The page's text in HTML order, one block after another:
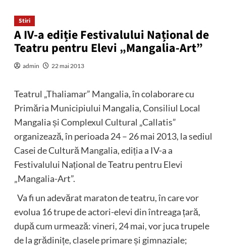
Stiri
A IV-a ediție Festivalului Național de
Teatru pentru Elevi „Mangalia-Art”
admin 22 mai 2013
Teatrul „Thaliamar” Mangalia, în colaborare cu
Primăria Municipiului Mangalia, Consiliul Local
Mangalia și Complexul Cultural „Callatis”
organizează, în perioada 24 – 26 mai 2013, la sediul
Casei de Cultură Mangalia, ediția a IV-a a
Festivalului Național de Teatru pentru Elevi
„Mangalia-Art”.
Va fi un adevărat maraton de teatru, în care vor
evolua 16 trupe de actori-elevi din întreaga țară,
după cum urmează: vineri, 24 mai, vor juca trupele
de la grădinițe, clasele primare și gimnaziale;